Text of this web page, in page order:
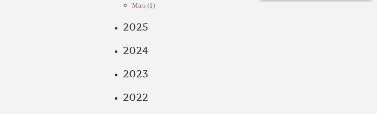
Mars(1)
2025
2024
2023
2022